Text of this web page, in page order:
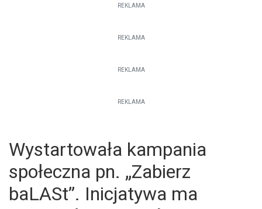
REKLAMA
REKLAMA
REKLAMA
REKLAMA
Wystartowała kampania
społeczna pn. „Zabierz
baLASt”. Inicjatywa ma